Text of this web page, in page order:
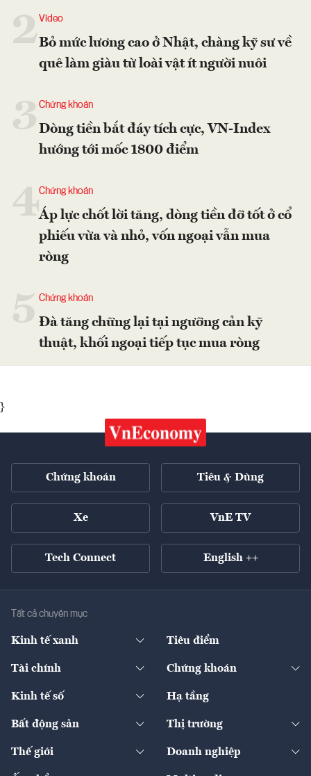
2Video
Bỏ mức lương cao ở Nhật, chàng kỹ sư về
quê làm giàu từ loài vật ít người nuôi
Chứng khoán
Dòng tiền bắt đáy tích cực, VN-Index
hướng tới mốc 1800 điểm
4Chứng khoán
Áp lực chốt lời tăng, dòng tiền đỡ tốt ở cổ
phiếu vừa và nhỏ, vốn ngoại vẫn mua
ròng
Chứng khoán
Đà tăng chững lại tại ngưỡng cản kỹ
thuật, khối ngoại tiếp tục mua ròng
}
Chứng khoán Tiêu & Dùng
Xe VnE TV
Tech Connect English ++
Tất cả chuyên mục
Kinh tế xanh
Diễn đàn
Tiêu điểm
Tài chính
Ngân hàng
Bảo hiểm
Chứng khoán
Doanh nghiệp niêm yết
Kinh tế số
Sản phẩm - Thị trường
Hạ tầng
Bất động sản
Chính sách
Thị trường
Thế giới
Kinh tế
Doanh nghiệp